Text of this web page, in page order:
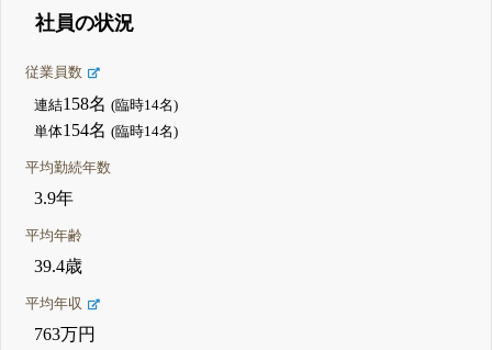
社員の状況
従業員数
連結158名(臨時14名)
単体154名(臨時14名)
平均勤続年数
3.9年
平均年齢
39.4歳
平均年収
763万円